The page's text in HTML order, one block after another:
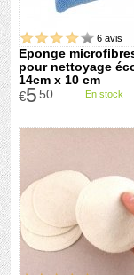
Eponge
pour nettoyage
14cm x 10 cm
€5.50 En stock
6 avis